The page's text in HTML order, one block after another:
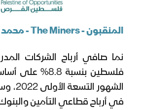
المنقبون - The Miners - محمد عبدالله
نما صافي أرباح الشركات
فلسطين بنسبة
الشهور
في أرباح قطاعي التأمين